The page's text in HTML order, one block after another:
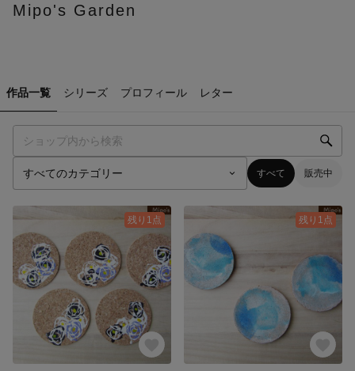
Mipo's Garden
作品一覧 シリーズ プロフィール レター
すべて 販売中
残り1点 残り1点